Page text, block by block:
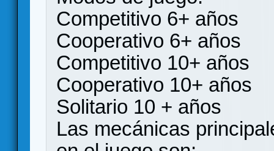
Competitivo 6+ años
Cooperativo 6+ años
Competitivo 10+ años
Cooperativo 10+ años
Solitario 10 + años
Las mecánicas